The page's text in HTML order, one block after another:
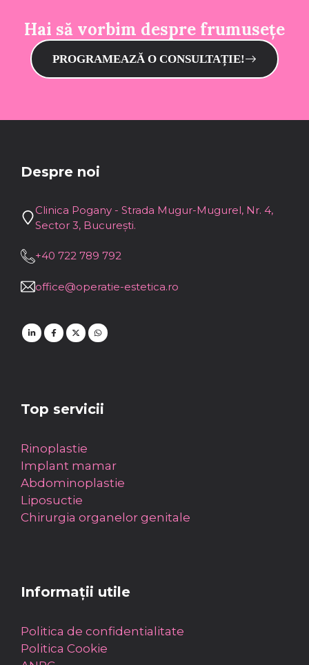
Hai să vorbim despre frumusețe
PROGRAMEAZĂ O CONSULTAȚIE!
Despre noi
Clinica Pogany - Strada Mugur-Mugurel, Nr. 4,
Sector 3, București.
+40 722 789 792
office@operatie-estetica.ro
Top servicii
Rinoplastie
Implant mamar
Abdominoplastie
Liposuctie
Chirurgia organelor genitale
Informații utile
Politica de confidentialitate
Politica Cookie